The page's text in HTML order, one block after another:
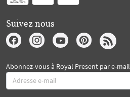
Suivez nous
Abonnez-vous à Royal Present par e-mail